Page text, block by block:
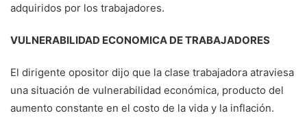
adquiridos por los trabajadores.
VULNERABILIDAD ECONOMICA DE TRABAJADORES
El dirigente opositor dijo que la clase trabajadora atraviesa
una situación de vulnerabilidad económica, producto del
aumento constante en el costo de la vida y la inflación.